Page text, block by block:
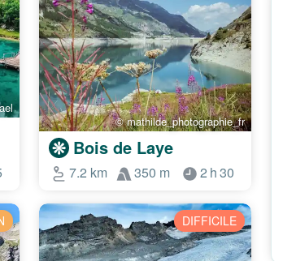
© mathilde_photographie_fr
Bois de Laye
7.2 km 350 m 2 h 30
DIFFICILE